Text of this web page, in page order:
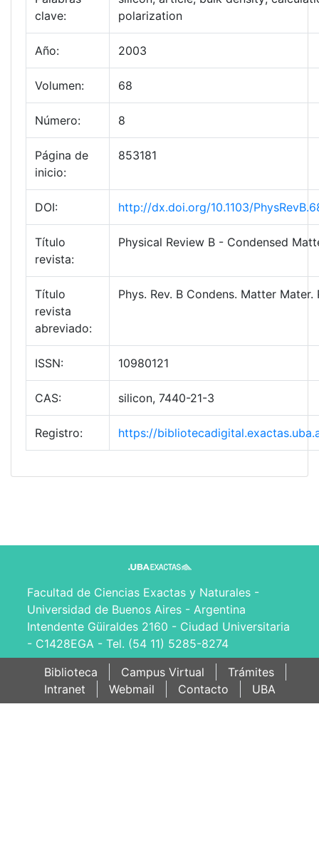
clave:
polarization
Año: 2003
Volumen: 68
Número: 8
Página de
inicio:
853181
DOI: http://dx.doi.org/10.1103/
Título
revista:
Physical Review B - Condensed
Título
revista
abreviado:
Phys. Rev. B Condens. Matter Mater.
ISSN: 10980121
CAS: silicon, 7440-21-3
Registro: https://
Facultad de Ciencias Exactas y Naturales -
Universidad de Buenos Aires - Argentina
Intendente Güiraldes 2160 - Ciudad Universitaria
- C1428EGA - Tel. (54 11) 5285-8274
Biblioteca
Campus Virtual
Trámites
Intranet
Webmail Contacto UBA